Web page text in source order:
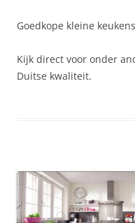
Goedkope kleine
Kijk direct voor onder
Duitse kwaliteit.